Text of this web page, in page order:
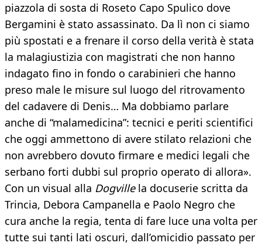
piazzola di sosta di Roseto Capo Spulico dove
Bergamini è stato assassinato. Da lì non ci siamo
più spostati e a frenare il corso della verità è stata
la malagiustizia con magistrati che non hanno
indagato fino in fondo o carabinieri che hanno
preso male le misure sul luogo del ritrovamento
del cadavere di Denis… Ma dobbiamo parlare
anche di “malamedicina”: tecnici e periti scientifici
che oggi ammettono di avere stilato relazioni che
non avrebbero dovuto firmare e medici legali che
serbano forti dubbi sul proprio operato di allora».
Con un visual alla Dogvillela docuserie scritta da
Trincia, Debora Campanella e Paolo Negro che
cura anche la regia, tenta di fare luce una volta per
tutte sui tanti lati oscuri, dall’omicidio passato per